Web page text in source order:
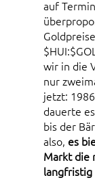
auf
wir in die
nur
jetzt:
dauerte
bis der
also, es
Markt die